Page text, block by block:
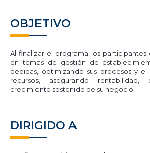
OBJETIVO
Al finalizar el programa los participantes
en temas de gestión de
bebidas, optimizando sus procesos y
recursos, asegurando rentabilidad,
crecimiento sostenido de su negocio.
DIRIGIDO A